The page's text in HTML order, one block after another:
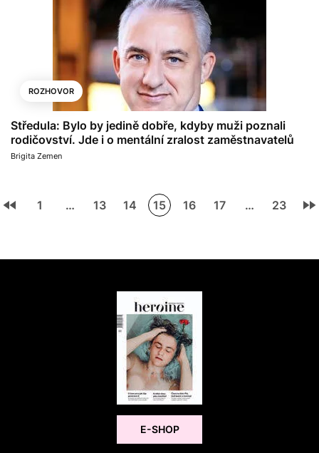
ROZHOVOR
Středula: Bylo by jedině dobře, kdyby muži poznali
rodičovství. Jde i o mentální zralost zaměstnavatelů
Brigita Zemen
1 … 13 14 15 16 17 … 23
E-SHOP